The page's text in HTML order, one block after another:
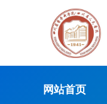
网站首页